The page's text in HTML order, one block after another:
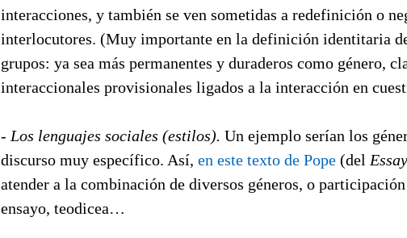
interacciones, y también se ven sometidas a redefinición o
interlocutores. (Muy importante en la definición identitaria
grupos: ya sea más permanentes y duraderos como género,
interaccionales provisionales ligados a la interacción en
- Los lenguajes sociales (estilos). Un ejemplo serían los
discurso muy específico. Así, en este texto de Pope (del
atender a la combinación de diversos géneros, o
ensayo, teodicea…